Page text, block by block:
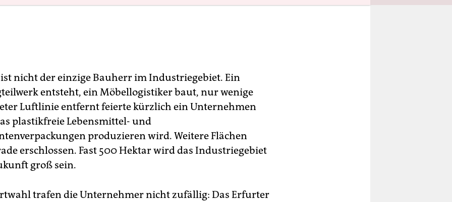
ist nicht der einzige Bauherr im Industriegebiet. Ein
entsteht, ein Möbellogistiker baut, nur wenige
Luftlinie entfernt feierte kürzlich ein Unternehmen
plastikfreie Lebensmittel- und
produzieren wird. Weitere Flächen
erschlossen. Fast 500 Hektar wird das Industriegebiet
groß sein.
trafen die Unternehmer nicht zufällig: Das Erfurter